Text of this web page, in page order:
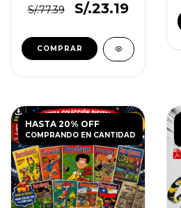
S/.77.39 S/.23.19
HASTA 20% OFF
COMPRANDO EN CANTIDAD